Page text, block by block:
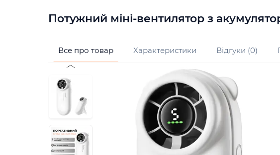
Потужний міні-вентилятор з
Все про товар Характеристики Відгуки (0)